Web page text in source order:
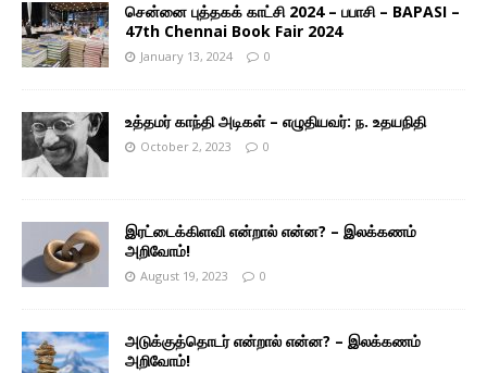
சென்னை புத்தகக் காட்சி 2024 – பபாசி – BAPASI –
47th Chennai Book Fair 2024
January 13, 2024 0
உத்தமர் காந்தி அடிகள் – எழுதியவர்: ந. உதயநிதி
October 2, 2023 0
இரட்டைக்கிளவி என்றால் என்ன? – இலக்கணம்
அறிவோம்!
August 19, 2023 0
அடுக்குத்தொடர் என்றால் என்ன? – இலக்கணம்
அறிவோம்!